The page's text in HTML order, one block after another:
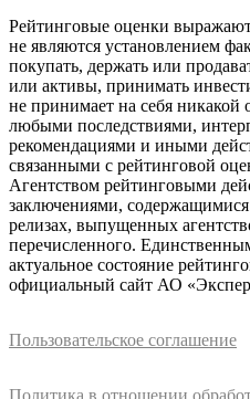
Рейтинговые оценки
не являются установлением
покупать, держать или
или активы, принимать
не принимает на себя никакой
любыми последствиями,
рекомендациями и иными
связанными с рейтинговой
Агентством рейтинговыми
заключениями,
релизах, выпущенных
перечисленного.
актуальное состояние
официальный сайт АО
Пользовательское соглашение